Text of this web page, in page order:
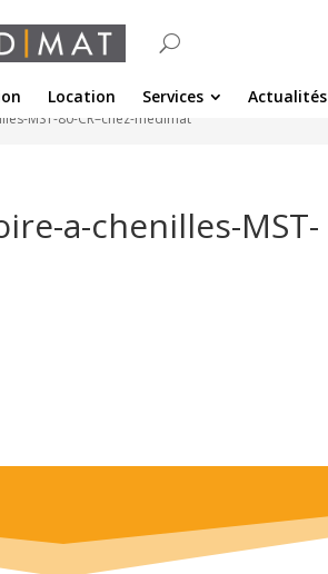
Location Services Actualités
MST-80-CR–chez-medimat
a-chenilles-MST-